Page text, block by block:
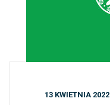
13 KWIETNIA 2022